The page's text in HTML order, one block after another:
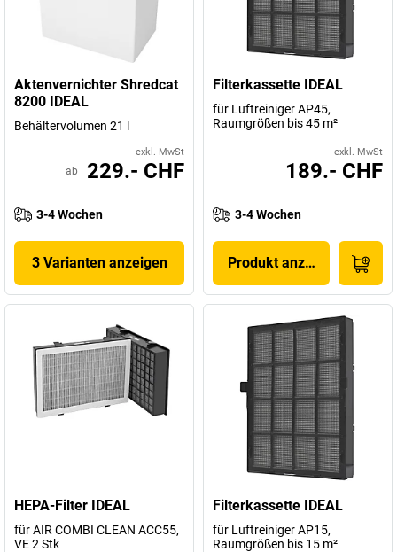
Aktenvernichter Shredcat
8200 IDEAL
Behältervolumen 21 l
exkl. MwSt
ab 229.- CHF
3-4 Wochen
3 Varianten anzeigen
Filterkassette IDEAL
für Luftreiniger AP45,
Raumgrößen bis 45 m²
exkl. MwSt
189.- CHF
3-4 Wochen
Produkt anzeigen
HEPA-Filter IDEAL
für AIR COMBI CLEAN ACC55,
VE 2 Stk
Filterkassette IDEAL
für Luftreiniger AP15,
Raumgrößen bis 15 m²